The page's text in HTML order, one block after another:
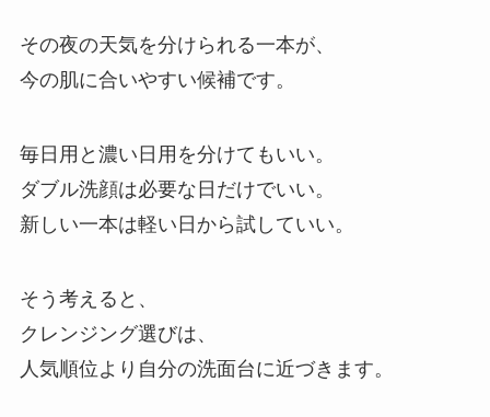
その夜の天気を分けられる一本が、
今の肌に合いやすい候補です。
毎日用と濃い日用を分けてもいい。
ダブル洗顔は必要な日だけでいい。
新しい一本は軽い日から試していい。
そう考えると、
クレンジング選びは、
人気順位より自分の洗面台に近づきます。